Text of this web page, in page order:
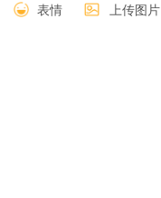
表情 上传图片